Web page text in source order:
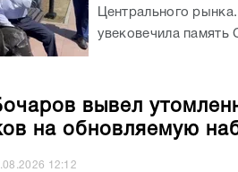
Центрального
увековечила память
вывел
на обновляемую
12:12